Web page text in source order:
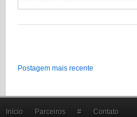
Postagem mais recente
Início Parceiros # Contato